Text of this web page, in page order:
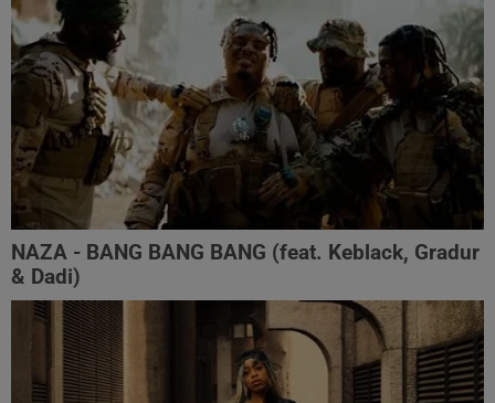
NAZA - BANG BANG BANG (feat. Keblack, Gradur
& Dadi)